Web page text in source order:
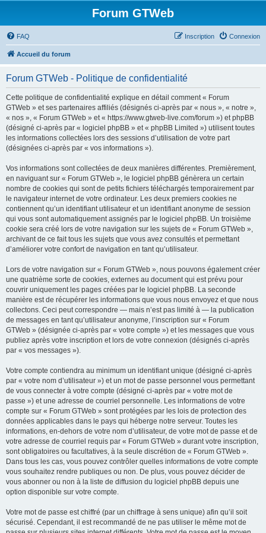
Forum GTWeb
FAQ Connexion
Inscription
Accueil du forum
Forum GTWeb - Politique de confidentialité
Cette politique de confidentialité explique en détail comment « Forum
GTWeb » et ses partenaires affiliés (désignés ci-après par « nous », « notre »,
« nos », « Forum GTWeb » et « https://www.gtweb-live.com/forum ») et phpBB
(désigné ci-après par « logiciel phpBB » et « phpBB Limited ») utilisent toutes
les informations collectées lors des sessions d’utilisation de votre part
(désignées ci-après par « vos informations »).
Vos informations sont collectées de deux manières différentes. Premièrement,
en naviguant sur « Forum GTWeb », le logiciel phpBB génèrera un certain
nombre de cookies qui sont de petits fichiers téléchargés temporairement par
le navigateur internet de votre ordinateur. Les deux premiers cookies ne
contiennent qu’un identifiant utilisateur et un identifiant anonyme de session
qui vous sont automatiquement assignés par le logiciel phpBB. Un troisième
cookie sera créé lors de votre navigation sur les sujets de « Forum GTWeb »,
archivant de ce fait tous les sujets que vous avez consultés et permettant
d’améliorer votre confort de navigation en tant qu’utilisateur.
Lors de votre navigation sur « Forum GTWeb », nous pouvons également créer
une quatrième sorte de cookies, externes au document qui est prévu pour
couvrir uniquement les pages créées par le logiciel phpBB. La seconde
manière est de récupérer les informations que vous nous envoyez et que nous
collectons. Ceci peut correspondre — mais n’est pas limité à — la publication
de messages en tant qu’utilisateur anonyme, l’inscription sur « Forum
GTWeb » (désignée ci-après par « votre compte ») et les messages que vous
publiez après votre inscription et lors de votre connexion (désignés ci-après
par « vos messages »).
Votre compte contiendra au minimum un identifiant unique (désigné ci-après
par « votre nom d’utilisateur ») et un mot de passe personnel vous permettant
de vous connecter à votre compte (désigné ci-après par « votre mot de
passe ») et une adresse de courriel personnelle. Les informations de votre
compte sur « Forum GTWeb » sont protégées par les lois de protection des
données applicables dans le pays qui héberge notre serveur. Toutes les
informations, en-dehors de votre nom d’utilisateur, de votre mot de passe et de
votre adresse de courriel requis par « Forum GTWeb » durant votre inscription,
sont obligatoires ou facultatives, à la seule discrétion de « Forum GTWeb ».
Dans tous les cas, vous pouvez contrôler quelles informations de votre compte
vous souhaitez rendre publiques ou non. De plus, vous pouvez décider de
vous abonner ou non à la liste de diffusion du logiciel phpBB depuis une
option disponible sur votre compte.
Votre mot de passe est chiffré (par un chiffrage à sens unique) afin qu’il soit
sécurisé. Cependant, il est recommandé de ne pas utiliser le même mot de